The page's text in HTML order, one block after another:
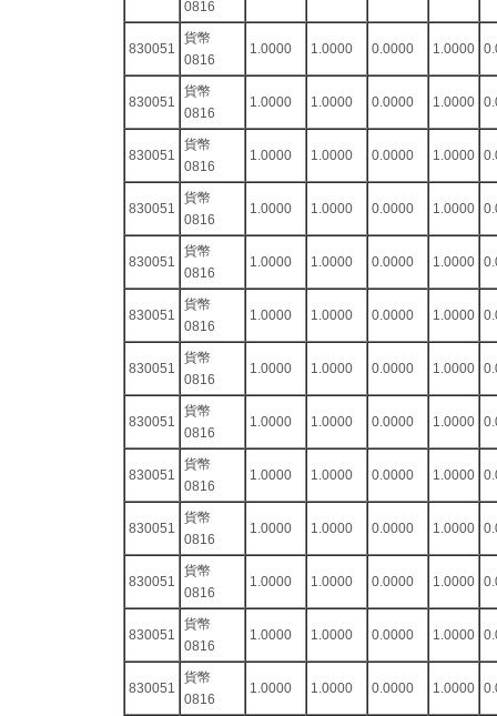
0816
830051
貨幣
0816
1.0000 1.0000 0.0000 1.0000
830051
貨幣
0816
1.0000 1.0000 0.0000 1.0000
830051
貨幣
0816
1.0000 1.0000 0.0000 1.0000
830051
貨幣
0816
1.0000 1.0000 0.0000 1.0000
830051
貨幣
0816
1.0000 1.0000 0.0000 1.0000
830051
貨幣
0816
1.0000 1.0000 0.0000 1.0000
830051
貨幣
0816
1.0000 1.0000 0.0000 1.0000
830051
貨幣
0816
1.0000 1.0000 0.0000 1.0000
830051
貨幣
0816
1.0000 1.0000 0.0000 1.0000
830051
貨幣
0816
1.0000 1.0000 0.0000 1.0000
830051
貨幣
0816
1.0000 1.0000 0.0000 1.0000
830051
貨幣
0816
1.0000 1.0000 0.0000 1.0000
830051
貨幣
0816
1.0000 1.0000 0.0000 1.0000